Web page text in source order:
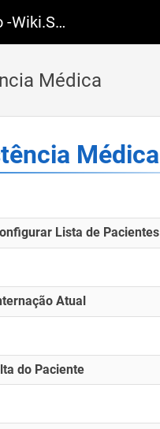
Início -Wiki.Saude-ES
Médica
Médica
Lista de Pacientes
Atual
do Paciente